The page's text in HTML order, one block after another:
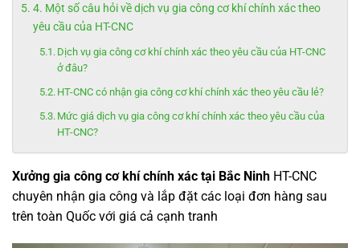
4. Một số câu hỏi về dịch vụ gia công cơ khí chính xác theo
yêu cầu của HT-CNC
Dịch vụ gia công cơ khí chính xác theo yêu cầu của HT-CNC
ở đâu?
HT-CNC có nhận gia công cơ khí chính xác theo yêu cầu lẻ?
Mức giá dịch vụ gia công cơ khí chính xác theo yêu cầu của
HT-CNC?
Xưởng gia công cơ khí chính xác tại Bắc Ninh HT-CNC
chuyên nhận gia công và lắp đặt các loại đơn hàng sau
trên toàn Quốc với giá cả cạnh tranh